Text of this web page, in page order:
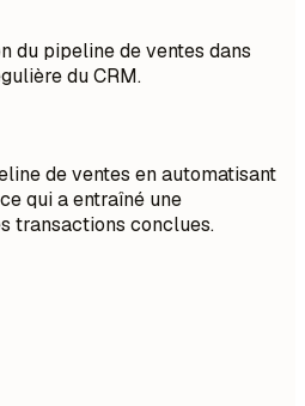
du pipeline de ventes dans
du CRM.
de ventes en automatisant
qui a entraîné une
transactions conclues.